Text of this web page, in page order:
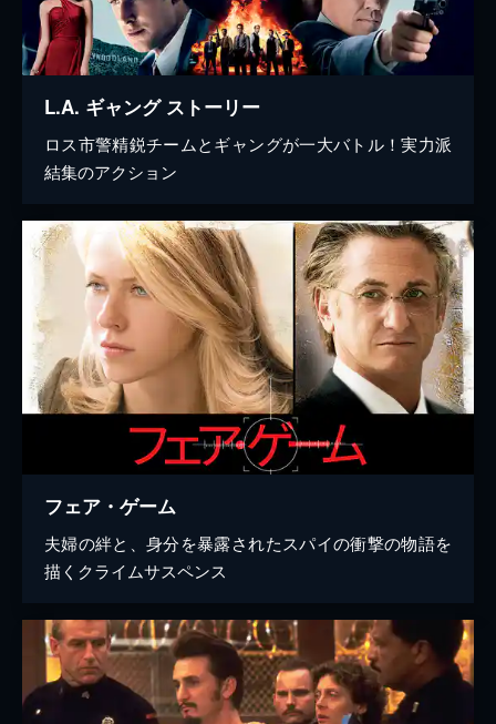
L.A. ギャング ストーリー
ロス市警精鋭チームとギャングが一大バトル！実力派
結集のアクション
フェア・ゲーム
夫婦の絆と、身分を暴露されたスパイの衝撃の物語を
描くクライムサスペンス